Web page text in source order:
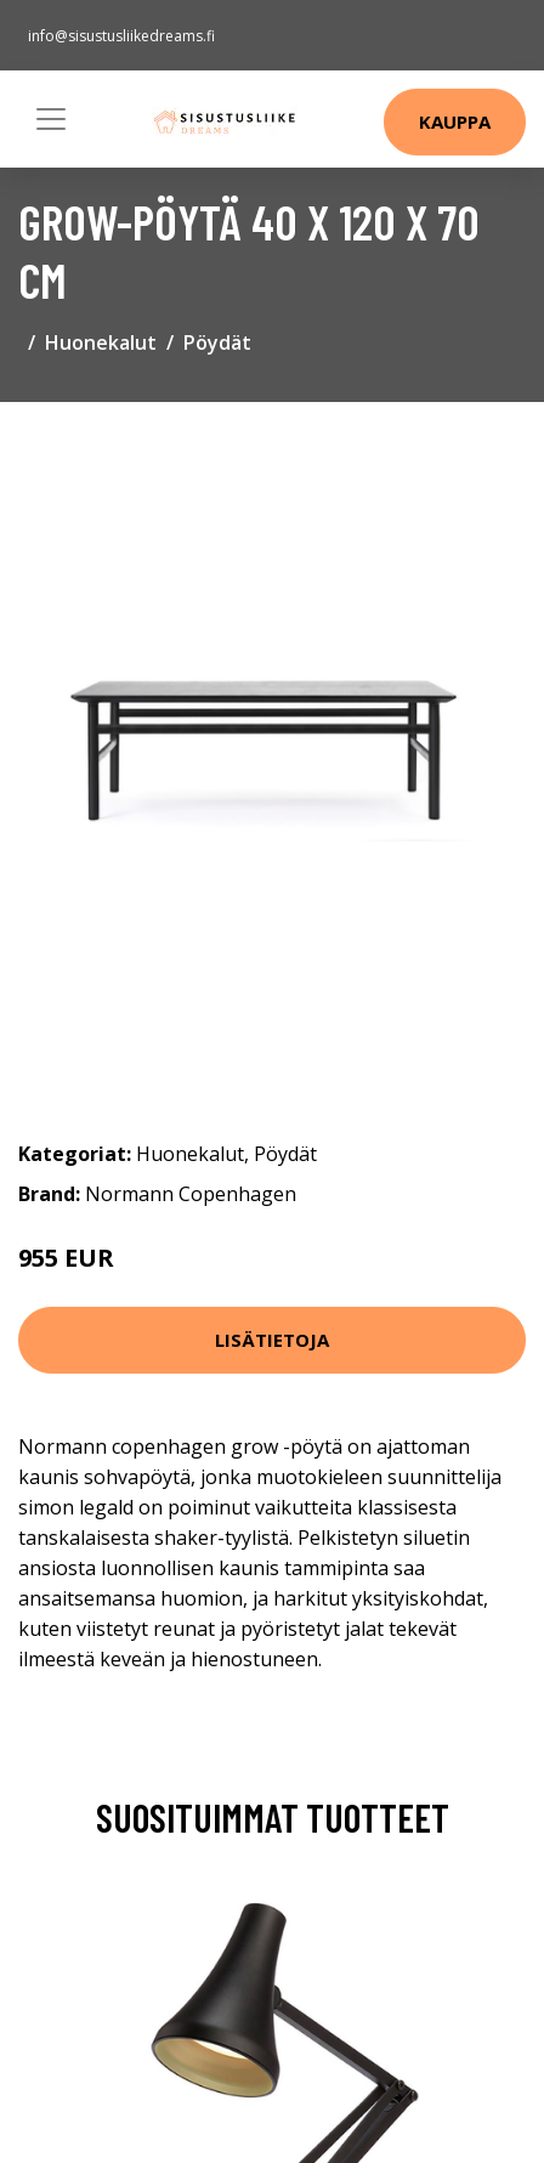
info@sisustusliikedreams.fi
KAUPPA
GROW-PÖYTÄ 40 X 120 X 70
CM
Huonekalut Pöydät
Kategoriat: Huonekalut, Pöydät
Brand: Normann Copenhagen
955 EUR
LISÄTIETOJA
Normann copenhagen grow -pöytä on ajattoman
kaunis sohvapöytä, jonka muotokieleen suunnittelija
simon legald on poiminut vaikutteita klassisesta
tanskalaisesta shaker-tyylistä. Pelkistetyn siluetin
ansiosta luonnollisen kaunis tammipinta saa
ansaitsemansa huomion, ja harkitut yksityiskohdat,
kuten viistetyt reunat ja pyöristetyt jalat tekevät
ilmeestä keveän ja hienostuneen.
SUOSITUIMMAT TUOTTEET